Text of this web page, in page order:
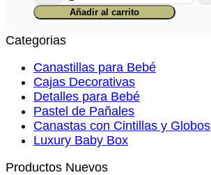
Creciendo
Añadir al carrito
Categorias
Canastillas para Bebé
Cajas Decorativas
Detalles para Bebé
Pastel de Pañales
Canastas con Cintillas y Globos
Luxury Baby Box
Productos Nuevos